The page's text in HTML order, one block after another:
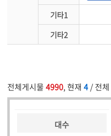
기타1
기타2
전체게시물 4990, 현재 4 / 전체
대수